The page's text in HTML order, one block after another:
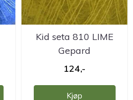
Kid seta 810 LIME
Gepard
124,-
Kjøp